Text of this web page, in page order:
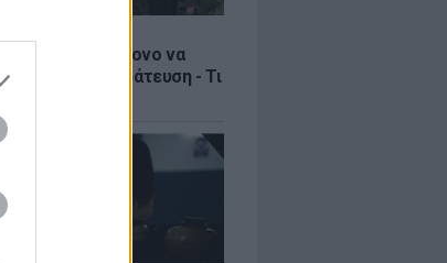
σοκ με 19χρονο να
τη βία για επιστράτευση - Τι